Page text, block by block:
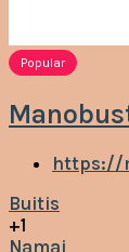
Popular
https://
Buitis
+1
Namai